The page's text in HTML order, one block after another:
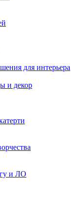
для интерьера
и декор
и ЛО